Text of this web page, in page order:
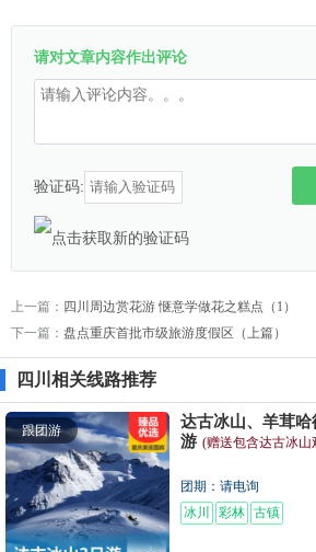
请对文章内容作出评论
验证码:
上一篇： 四川周边赏花游 惬意学做花之糕点（1）
下一篇： 盘点重庆首批市级旅游度假区（上篇）
四川相关线路推荐
跟团游
达古冰山、羊茸哈
游 (赠送包含达古冰
团期：请电询
冰川
彩林 古镇